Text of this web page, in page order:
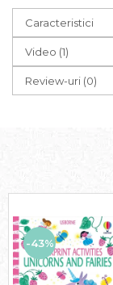
Caracteristici
Video (1)
Review-uri (0)
-43%